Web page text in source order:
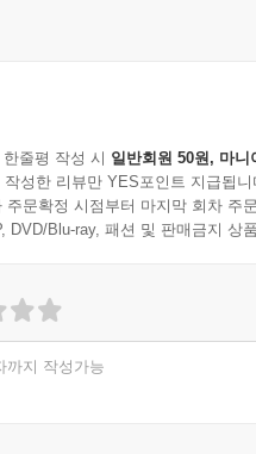
우울과 불안에 관한 미신들
정신건강을 둘러싼 진실을 체
럼니스트)
하리는 과학이 어떻게 잘못
)
줄평 작성 시 일반회원 50원, 마니
성한 리뷰만 YES포인트 지급됩니
주문확정 시점부터 마지막 회차 주
DVD/Blu-ray, 패션 및 판매금지 상
까지 작성가능